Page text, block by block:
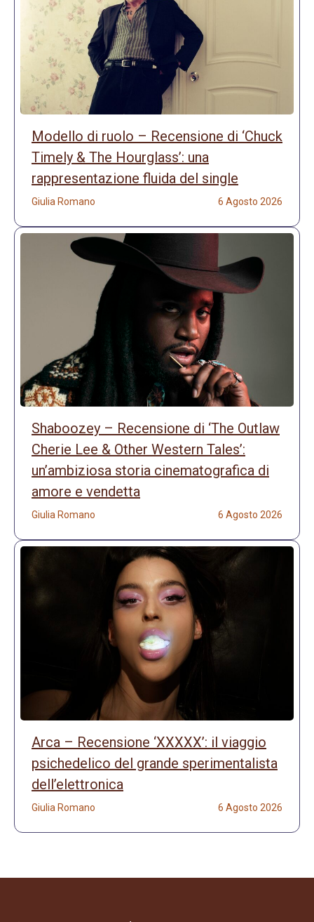
Modello di ruolo – Recensione di ‘Chuck
Timely & The Hourglass’: una
rappresentazione fluida del single
Giulia Romano 6 Agosto 2026
Shaboozey – Recensione di ‘The Outlaw
Cherie Lee & Other Western Tales’:
un’ambiziosa storia cinematografica di
amore e vendetta
Giulia Romano 6 Agosto 2026
Arca – Recensione ‘XXXXX’: il viaggio
psichedelico del grande sperimentalista
dell’elettronica
Giulia Romano 6 Agosto 2026